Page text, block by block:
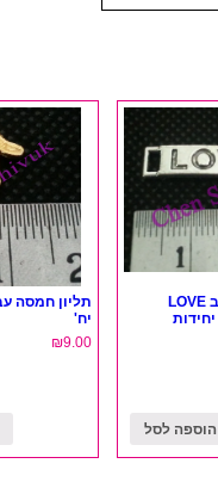
תליון לוח כיתוב LOVE
הוספה לסל
יח'
₪9.00